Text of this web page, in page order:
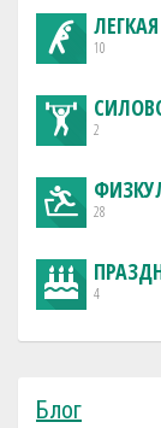
10
2
28
4
Блог